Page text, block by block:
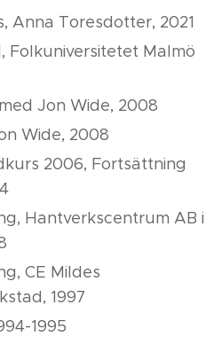
Anna Toresdotter, 2021
Folkuniversitetet Malmö
Jon Wide, 2008
Wide, 2008
2006, Fortsättning
Hantverkscentrum AB i
CE Mildes
1997
1995